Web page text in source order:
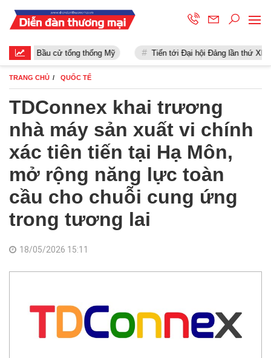
Bầu cử tổng thống Mỹ Tiến tới Đại hội Đảng lần thứ XIII
TRANG CHỦ QUỐC TẾ
TDConnex khai trương
nhà máy sản xuất vi chính
xác tiên tiến tại Hạ Môn,
mở rộng năng lực toàn
cầu cho chuỗi cung ứng
trong tương lai
18/05/2026 15:11